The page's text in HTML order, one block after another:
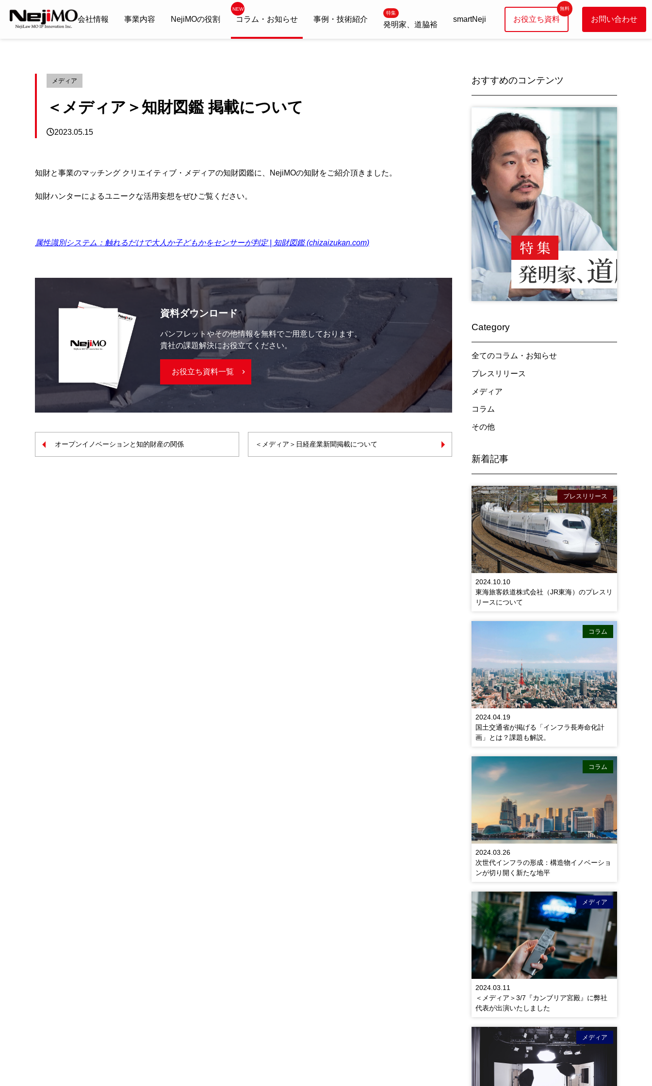
会社情報 事業内容 NejiMOの役割 コラム・お知らせ 事例・技術紹介
特集
発明家、道脇裕
smartNeji お役立ち資料 お問い合わせ
メディア
＜メディア＞知財図鑑 掲載について
2023.05.15
知財と事業のマッチング クリエイティブ・メディアの知財図鑑に、NejiMOの知財をご紹介頂きました。
知財ハンターによるユニークな活用妄想をぜひご覧ください。
属性識別システム：触れるだけで大人か子どもかをセンサーが判定 | 知財図鑑 (chizaizukan.com)
資料ダウンロード
パンフレットやその他情報を無料でご用意しております。
貴社の課題解決にお役立てください。
お役立ち資料一覧
オープンイノベーションと知的財産の関係 ＜メディア＞日経産業新聞掲載について
おすすめのコンテンツ
Category
全てのコラム・お知らせ
プレスリリース
メディア
コラム
その他
新着記事
2024.10.10
東海旅客鉄道株式会社（JR東海）のプレスリ
リースについて
プレスリリース
2024.04.19
国土交通省が掲げる「インフラ長寿命化計
画」とは？課題も解説。
コラム
2024.03.26
次世代インフラの形成：構造物イノベーショ
ンが切り開く新たな地平
コラム
2024.03.11
＜メディア＞3/7『カンブリア宮殿』に弊社
代表が出演いたしました
メディア
メディア